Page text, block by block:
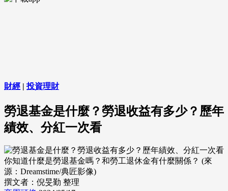
財經 | 投資理財
勞退基金是什麼？勞退收益有多少？歷年
績效、分紅一次看
你知道什麼是勞退基金嗎？和勞工退休金有什麼關係？ (來
源：Dreamstime/典匠影像)
撰文者：倪旻勤 整理